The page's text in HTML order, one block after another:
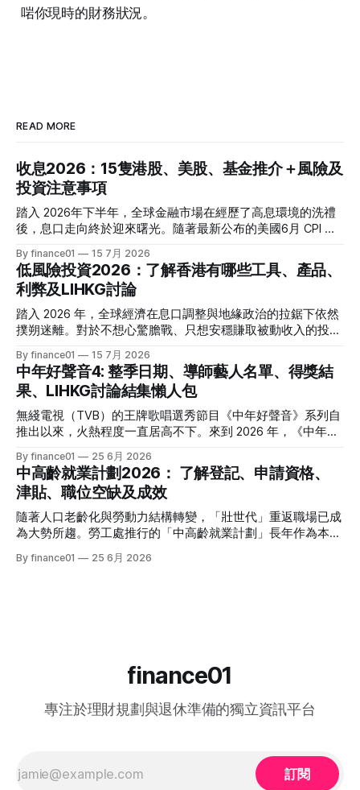
啱你現時的財務狀況。
READ MORE
收息2026：15隻港股、美股、基金推介＋風險及
投資注意事項
踏入 2026年下半年，全球金融市場在經歷了高息環境的洗禮
後，息口走向終於迎來曙光。隨著最新公布的美國6月 CPI 同
息的預期再度升溫。 當定期存款利率逐漸從高位回落，如何
將資金轉投至能夠產生穩定現金流的收息資產，成為了今年投
資理財的核心課題。本文特別為您搜集 2026 年 7 月最新市場
數據，盤點港股、美股及基金三大領域共 15 隻熱門收息工
具，並深度拆解背後的潛在風險，助您在新一季度穩健收息！
格價與部署，以下先將這 15 隻橫跨港股、美股及基金的明星
收息產品進行系統性匯總： 範疇代號 / 名稱產品性質2026年
估算年化股息率 / 派息率派息頻率核心定位與優勢港股中國移
動 (00941)通訊藍籌6.5% - 6.6%半年配國企巨頭，現金流極
強，兼具防守與增長。港股中國海洋石油 (00883)能源藍籌
5.8% - 6.0%半年配受益於地緣政治與油價，
By finance01 15 7月 2026
低風險投資2026：了解香港有哪些工具、產品、
利弊及LIHKG討論
踏入 2026 年，全球經濟在息口調整與地緣政治的拉鋸下依然
撲朔迷離。對於不想心驚膽戰、只想安穩賺取被動收入的投資
場目前有相當多穩健的防守型工具。本文為大家盤點 2026 年
香港最新主流低風險投資產品，橫向比較其利弊，並揭秘連登
（LIHKG）「財經台」巴打們最真實、最不留情面的毒舌評
價！ 2026年香港熱門低風險投資工具一覽 在香港，低風險投
資主要圍繞「保本」與「高流動性」展開。以下是 2026 年最
受市場歡迎的 5 大產品比較： 投資工具2026年預估年回報率
資金鎖定期適合對象風險等級港元/美元定期存款2.4% - 4.0%1
個月至1年不等追求絕對保本、懶得操作的人⭐ (極低)美國國庫
債券 (T-Bills)4.0% - 4.5%1個月至30年不等懂得用美股 App、
追求比定存更高息的人⭐ (極低) 香港政府零售債券
By finance01 15 7月 2026
中年好聲音4: 整季日期、導師藝人名單、得獎結
果、LIHKG討論結集懶人包
無綫電視（TVB）的王牌歌唱選秀節目《中年好聲音》系列自
推出以來，火熱程度一直居高不下。來到 2026 年，《中年好
了更新穎的賽制，舞台與音響規格全面升級，參賽者的背景更
是臥虎藏龍，由退隱江湖的昔日歌手到各行各業的隱世歌王，
再次掀起全城「追星」與「懷舊」熱潮。 如果你錯過了部分
精彩集數，或者想一氣呵成重溫整季的精華，這篇《中年好聲
音 4》全方位懶人包將為你系統化地盤點整季賽期、星級陣
容、終極結果，並結集連登（LIHKG）討論區最地道的爆笑與
血淚評價！ 《中年好聲音 4》整季賽期與播放時間表 本季
By finance01 25 6月 2026
中高齡就業計劃2026： 了解登記、申請資格、
津貼、職位空缺及成效
隨著人口老齡化與勞動力結構轉變，「壯世代」重返職場已成
為大勢所趨。勞工處推行的「中高齡就業計劃」長年作為本港
企業聘用年長勞動力。本文將為您全面拆解 2026 年最新優化
向聘用中高齡人士的僱主發放誘因（在職培訓津貼），以抵銷
By finance01 25 6月 2026
finance01
專注於理財規劃與退休準備的獨立資訊平台
訂閱